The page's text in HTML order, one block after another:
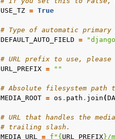
USE_TZ = True
# Type of automatic
DEFAULT_AUTO_FIELD =
# URL prefix to use, please
URL_PREFIX = ""
# Absolute filesystem
MEDIA_ROOT = os . path . join (
# URL that handles the
# trailing slash.
MEDIA_URL = f " { URL_PREFIX}/